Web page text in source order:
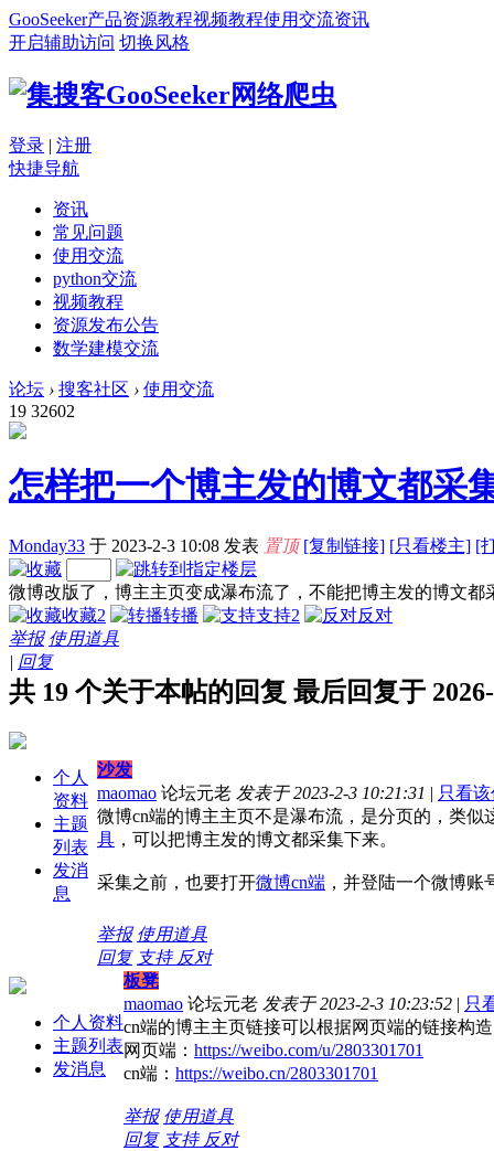
GooSeeker产品资源教程视频教程使用交流资讯
开启辅助访问 切换风格
登录 | 注册
快捷导航
资讯
常见问题
使用交流
python交流
视频教程
资源发布公告
数学建模交流
论坛 › 搜客社区 › 使用交流
19 32602
怎样把一个博主发的博文都采
Monday33 于 2023-2-3 10:08 发表 置顶 [复制链接] [只看楼主] [
微博改版了，博主主页变成瀑布流了，不能把博主发的博文都
收藏2 转播 支持2
反对
举报 使用道具
| 回复
共 19 个关于本帖的回复 最后回复于
个人
资料
主题
列表
发消
息
沙发
maomao 论坛元老 发表于 2023-2-3 10:21:31 | 只看
微博cn端的博主主页不是瀑布流，是分页的，类似
具 ，可以把博主发的博文都采集下来。
采集之前，也要打开微博cn端 ，并登陆一个微博账
举报 使用道具
回复 支持 反对
个人资料
主题列表
发消息
板凳
maomao 论坛元老 发表于 2023-2-3 10:23:52 | 只
cn端的博主主页链接可以根据网页端的链接构
网页端： https://weibo.com/u/2803301701
cn端： https://weibo.cn/2803301701
举报 使用道具
回复 支持 反对